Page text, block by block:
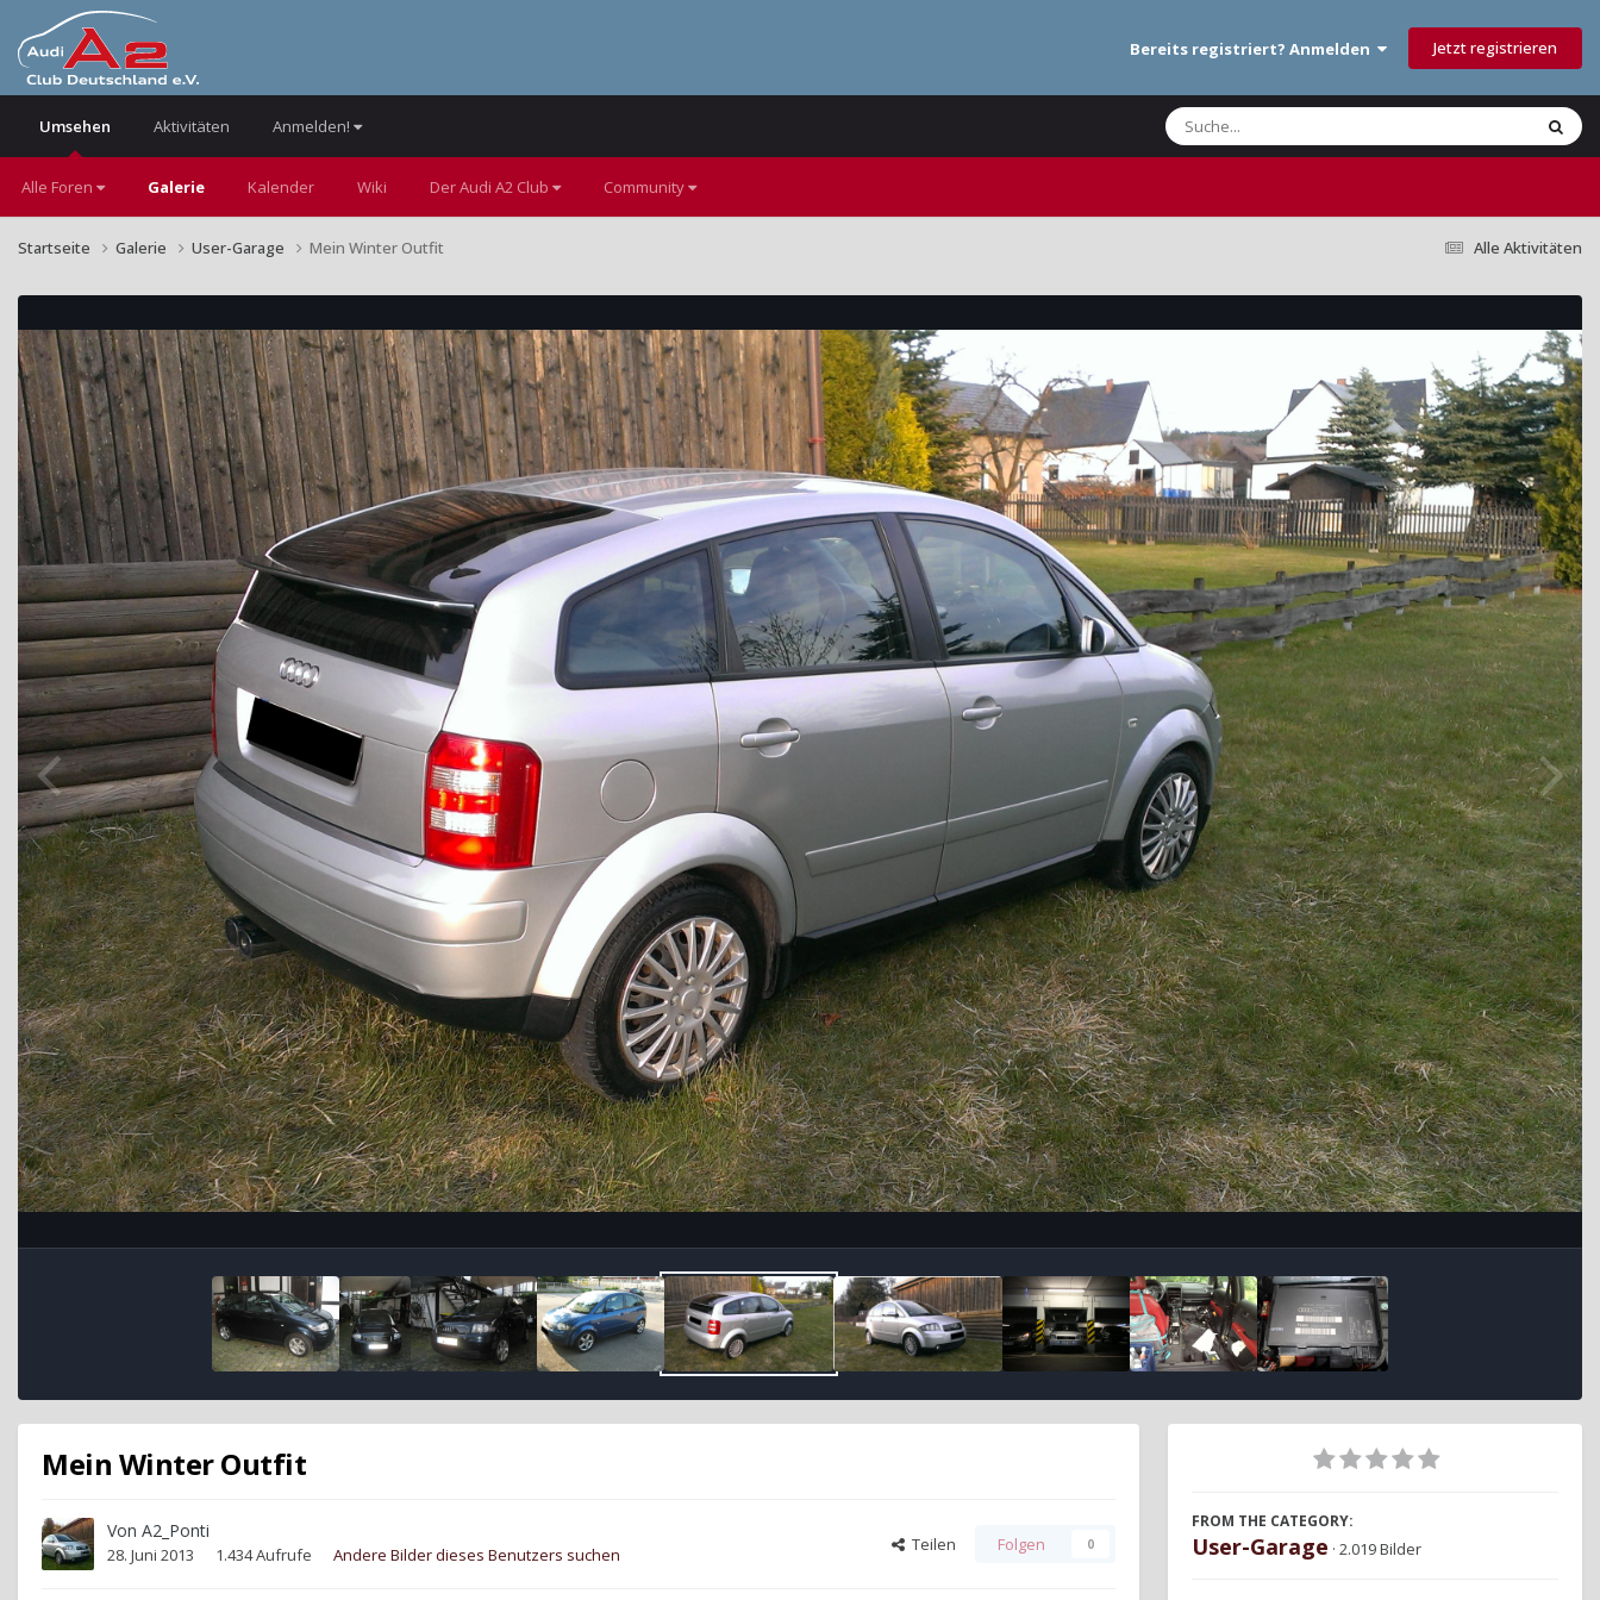
Bereits registriert? Anmelden Jetzt registrieren
Umsehen
Alle Foren Galerie Kalender Wiki Der Audi A2 Club Community
Aktivitäten Anmelden!
Alle Aktivitäten
Startseite Galerie User-Garage Mein Winter Outfit
Mein Winter Outfit
Von A2_Ponti
28. Juni 2013 1.434 Aufrufe Andere Bilder dieses Benutzers suchen
Teilen Folgen 0
FROM THE CATEGORY:
User-Garage · 2.019 Bilder